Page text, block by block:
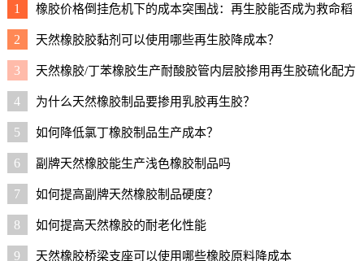
1
橡胶价格倒挂危机下的成本突围战：再生胶能否成为救命稻
草？
2 天然橡胶胶黏剂可以使用哪些再生胶降成本？
3 天然橡胶/丁苯橡胶生产耐酸胶管内层胶掺用再生胶硫化配方
4 为什么天然橡胶制品要掺用乳胶再生胶？
5 如何降低氯丁橡胶制品生产成本？
6 副牌天然橡胶能生产浅色橡胶制品吗
7 如何提高副牌天然橡胶制品硬度？
8 如何提高天然橡胶的耐老化性能
9 天然橡胶桥梁支座可以使用哪些橡胶原料降成本